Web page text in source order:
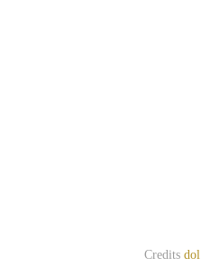
Credits dol